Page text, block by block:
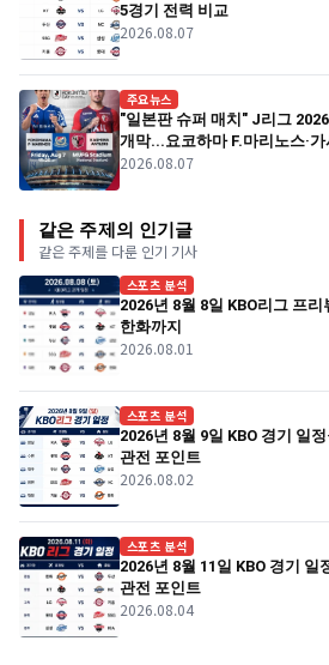
5경기 전력 비교
2026.08.07
주요뉴스
"일본판 슈퍼 매치" J리그
개막...요코하마 F.마리노스·
경기
2026.08.07
같은 주제의 인기글
같은 주제를 다룬 인기 기사
스포츠 분석
2026년 8월 8일 KBO리그 프
한화까지
2026.08.01
스포츠 분석
2026년 8월 9일 KBO 경기 일
관전 포인트
2026.08.02
스포츠 분석
2026년 8월 11일 KBO 경기 일
관전 포인트
2026.08.04